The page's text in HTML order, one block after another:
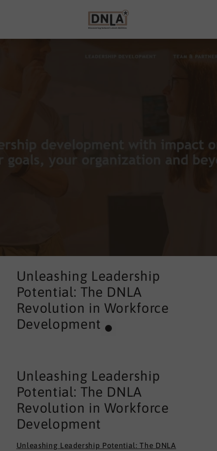
Unleashing Leadership
Potential: The DNLA
Revolution in Workforce
Development
Unleashing Leadership
Potential: The DNLA
Revolution in Workforce
Development
Unleashing Leadership Potential: The DNLA